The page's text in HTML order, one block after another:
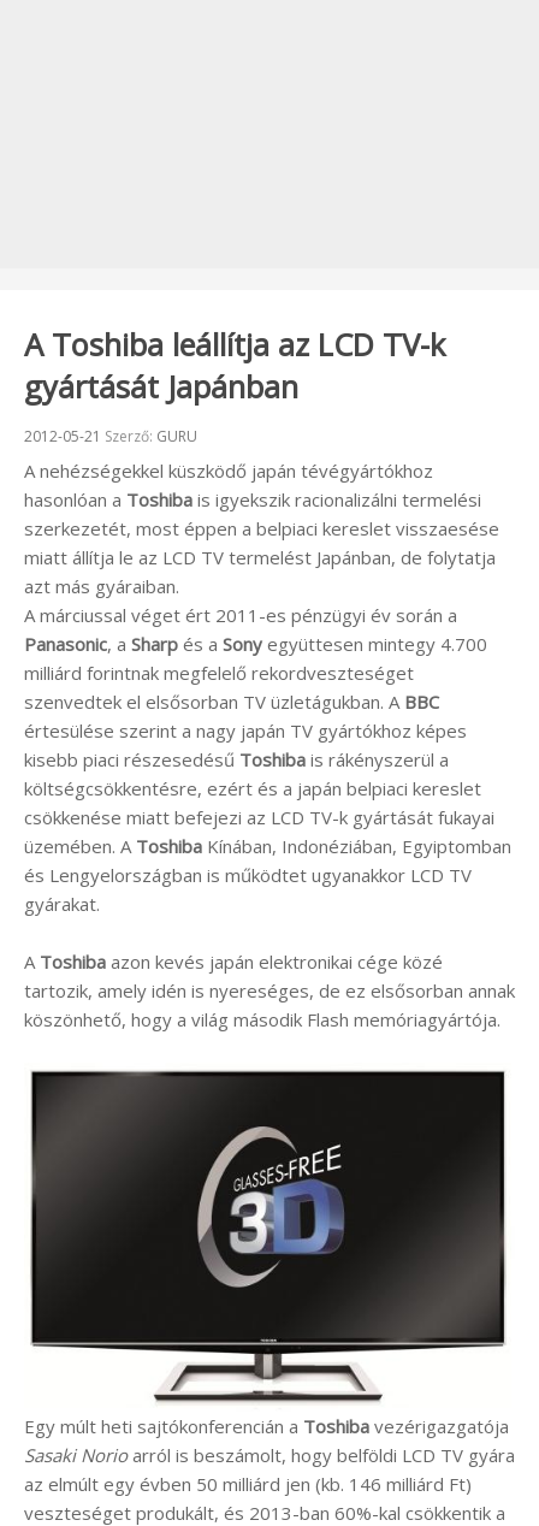
A Toshiba leállítja az LCD TV-k
gyártását Japánban
Beküldve:
2012-05-21 Szerző: GURU
A nehézségekkel küszködő japán tévégyártókhoz
hasonlóan a Toshiba is igyekszik racionalizálni termelési
szerkezetét, most éppen a belpiaci kereslet visszaesése
miatt állítja le az LCD TV termelést Japánban, de folytatja
azt más gyáraiban.
A márciussal véget ért 2011-es pénzügyi év során a
Panasonic, a Sharp és a Sony együttesen mintegy 4.700
milliárd forintnak megfelelő rekordveszteséget
szenvedtek el elsősorban TV üzletágukban. A BBC
értesülése szerint a nagy japán TV gyártókhoz képes
kisebb piaci részesedésű Toshiba is rákényszerül a
költségcsökkentésre, ezért és a japán belpiaci kereslet
csökkenése miatt befejezi az LCD TV-k gyártását fukayai
üzemében. A Toshiba Kínában, Indonéziában, Egyiptomban
és Lengyelországban is működtet ugyanakkor LCD TV
gyárakat.
A Toshiba azon kevés japán elektronikai cége közé
tartozik, amely idén is nyereséges, de ez elsősorban annak
köszönhető, hogy a világ második Flash memóriagyártója.
Egy múlt heti sajtókonferencián a Toshiba vezérigazgatója
Sasaki Norioarról is beszámolt, hogy belföldi LCD TV gyára
az elmúlt egy évben 50 milliárd jen (kb. 146 milliárd Ft)
veszteséget produkált, és 2013-ban 60%-kal csökkentik a